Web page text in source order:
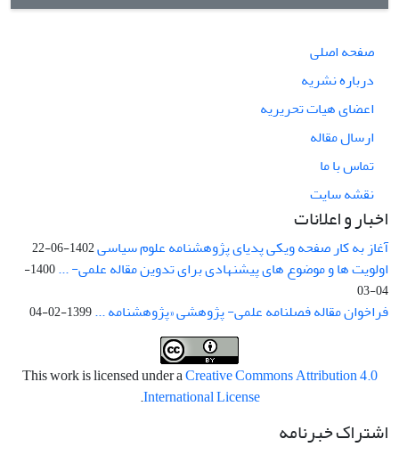
صفحه اصلی
درباره نشریه
اعضای هیات تحریریه
ارسال مقاله
تماس با ما
نقشه سایت
اخبار و اعلانات
آغاز به کار صفحه ویکی پدیای پژوهشنامه علوم سیاسی1402-06-22
اولویت ها و موضوع های پیشنهادی برای تدوین مقاله علمی- ...
1400-
04-03
فراخوان مقاله فصلنامه علمی- پژوهشی «پژوهشنامه ...1399-02-04
This work is licensed under aCreative Commons Attribution 4.0
International License
.
اشتراک خبرنامه